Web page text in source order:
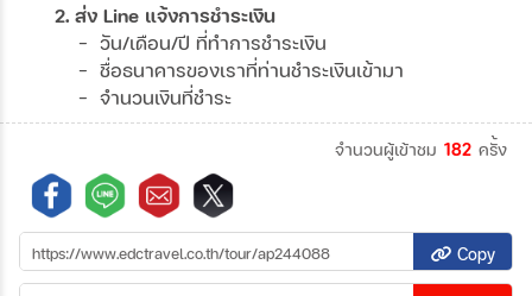
2. ส่ง Line แจ้งการชำระเงิน
- วัน/เดือน/ปี ที่ทำการชำระเงิน
- ชื่อธนาคารของเราที่ท่านชำระเงินเข้ามา
- จำนวนเงินที่ชำระ
จำนวนผู้เข้าชม 182 ครั้ง
Copy